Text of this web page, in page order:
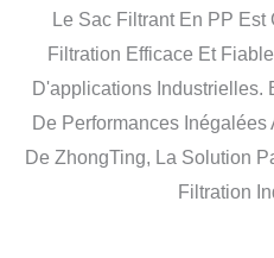
Le Sac Filtrant En PP
Filtration Efficace Et
D'applications Industrielles.
De Performances
De ZhongTing, La Solution
Filtration